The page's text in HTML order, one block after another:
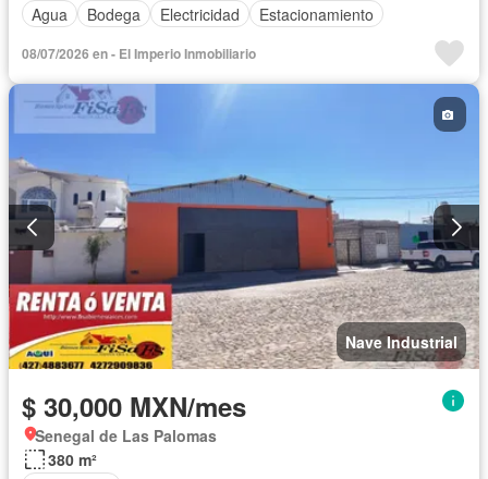
Agua
Bodega Electricidad Estacionamiento
08/07/2026 en - El Imperio Inmobiliario
Nave Industrial
$ 30,000 MXN/mes
Senegal de Las Palomas
380 m²